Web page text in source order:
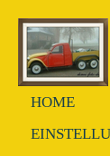
Zum
Hauptinhalt
springen
HOME